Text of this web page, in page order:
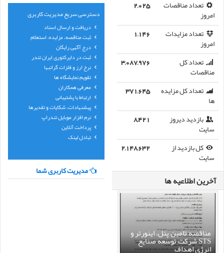
دسترسی سریع مدیریت کاربری
دریافت و ارسال اسناد
ثبت مناقصه، مزایده، استعلام
درج آگهی رایگان
ثبت در دایرکتوری ایران تندر
نرخ ارز و فلزات گرانبها
تقویم نمایشگاه ها
معرفی همکاران
ارتباط با پشتیبانی
پیشنهادات، شکایات و تقدیرها
نرم افزار موبایل تندراپ
پرداخت آنلاین
تبادل لینک
مدیریت کاربری شما
تعداد مناقصات
امروز
2,025
تعداد مزایدات
امروز
1,146
تعداد کل
مناقصات
3,087,976
تعداد کل مزایده
ها
371,645
بازدید دیروز
سایت
8,421
کل بازدید از
سایت
2,148,632
آخرین اطلاعیه ها
مناقصه تامین پنل، اینورتر و
STS شرکت توسعه صنایع
انرژی اهداف